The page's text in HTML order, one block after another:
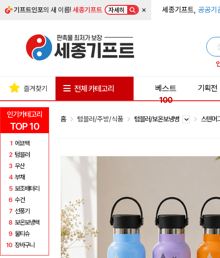
기프트인포의 새 이름!세종기프트 자세히 × 세종기프트, 공공기
인기카테고리
TOP 10
1 에코백
2 텀블러
3 우산
4 부채
5 보조배터리
6 수건
7 선풍기
8 보온보냉백
9 물티슈
10 장바구니
즐겨찾기 전체 카테고리
베스트
100
기획전
홈 텀블러/주방/식품 텀블러/보온보냉병 스텐머